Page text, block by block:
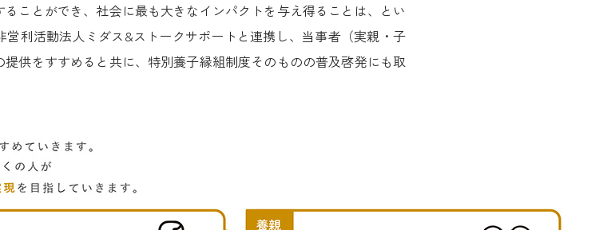
ことができ、社会に最も大きなインパクトを与え得ることは、とい
利活動法人ミダス&ストークサポートと連携し、当事者（実親・子
供をすすめると共に、特別養子縁組制度そのものの普及啓発にも取